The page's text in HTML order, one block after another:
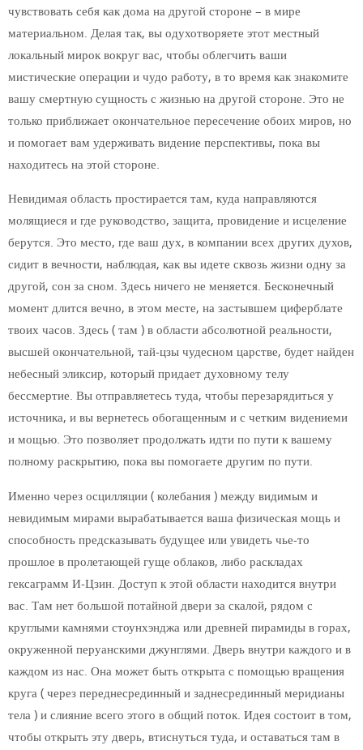
чувствовать себя как дома на другой стороне – в мире
материальном. Делая так, вы одухотворяете этот местный
локальный мирок вокруг вас, чтобы облегчить ваши
мистические операции и чудо работу, в то время как знакомите
вашу смертную сущность с жизнью на другой стороне. Это не
только приближает окончательное пересечение обоих миров, но
и помогает вам удерживать видение перспективы, пока вы
находитесь на этой стороне.
Невидимая область простирается там, куда направляются
молящиеся и где руководство, защита, провидение и исцеление
берутся. Это место, где ваш дух, в компании всех других духов,
сидит в вечности, наблюдая, как вы идете сквозь жизни одну за
другой, сон за сном. Здесь ничего не меняется. Бесконечный
момент длится вечно, в этом месте, на застывшем циферблате
твоих часов. Здесь ( там ) в области абсолютной реальности,
высшей окончательной, тай-цзы чудесном царстве, будет найден
небесный эликсир, который придает духовному телу
бессмертие. Вы отправляетесь туда, чтобы перезарядиться у
источника, и вы вернетесь обогащенным и с четким видениеми
и мощью. Это позволяет продолжать идти по пути к вашему
полному раскрытию, пока вы помогаете другим по пути.
Именно через осцилляции ( колебания ) между видимым и
невидимым мирами вырабатывается ваша физическая мощь и
способность предсказывать будущее или увидеть чье-то
прошлое в пролетающей гуще облаков, либо раскладах
гексаграмм И-Цзин. Доступ к этой области находится внутри
вас. Там нет большой потайной двери за скалой, рядом с
круглыми камнями стоунхэнджа или древней пирамиды в горах,
окруженной перуанскими джунглями. Дверь внутри каждого и в
каждом из нас. Она может быть открыта с помощью вращения
круга ( через переднесрединный и заднесрединный меридианы
тела ) и слияние всего этого в общий поток. Идея состоит в том,
чтобы открыть эту дверь, втиснуться туда, и оставаться там в